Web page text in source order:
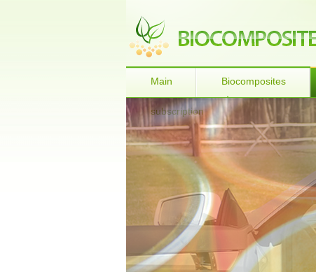
Main Biocomposites
subscription